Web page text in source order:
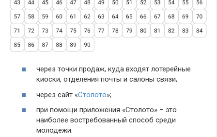
через точки продаж, куда входят лотерейные
киоски, отделения почты и салоны связи;
через сайт «Столото»;
при помощи приложения «Столото» – это
наиболее востребованный способ среди
молодежи.